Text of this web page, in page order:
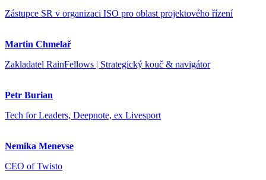
Zástupce SR v organizaci ISO pro oblast projektového řízení
Martin Chmelař
Zakladatel RainFellows | Strategický kouč & navigátor
Petr Burian
Tech for Leaders, Deepnote, ex Livesport
Nemika Menevse
CEO of Twisto